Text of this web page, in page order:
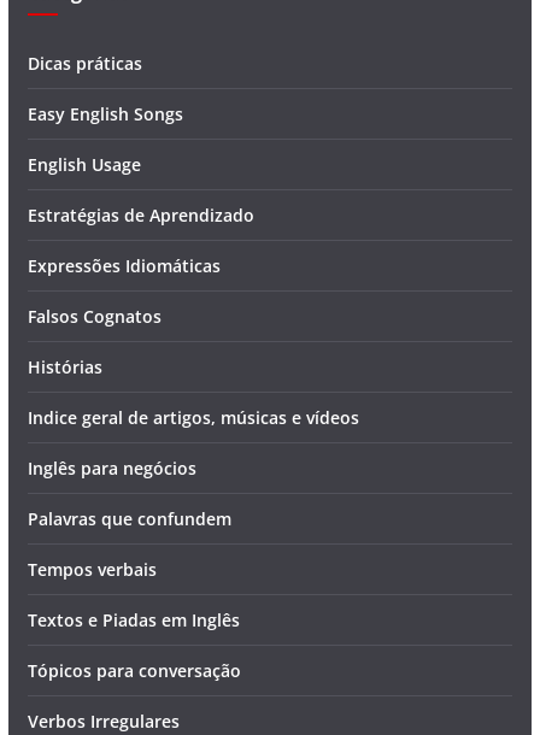
Dicas práticas
Easy English Songs
English Usage
Estratégias de Aprendizado
Expressões Idiomáticas
Falsos Cognatos
Histórias
Indice geral de artigos, músicas e vídeos
Inglês para negócios
Palavras que confundem
Tempos verbais
Textos e Piadas em Inglês
Tópicos para conversação
Verbos Irregulares